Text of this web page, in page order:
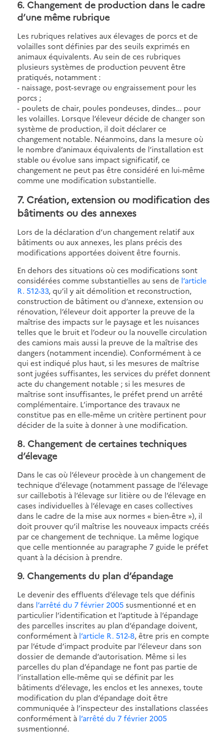
6. Changement de production dans le cadre
d’une même rubrique
Les rubriques relatives aux élevages de porcs et de
volailles sont définies par des seuils exprimés en
animaux équivalents. Au sein de ces rubriques
plusieurs systèmes de production peuvent être
pratiqués, notamment :
- naissage, post-sevrage ou engraissement pour les
porcs ;
- poulets de chair, poules pondeuses, dindes... pour
les volailles. Lorsque l’éleveur décide de changer son
système de production, il doit déclarer ce
changement notable. Néanmoins, dans la mesure où
le nombre d’animaux équivalents de l’installation est
stable ou évolue sans impact significatif, ce
changement ne peut pas être considéré en lui-même
comme une modification substantielle.
7. Création, extension ou modification des
bâtiments ou des annexes
Lors de la déclaration d’un changement relatif aux
bâtiments ou aux annexes, les plans précis des
modifications apportées doivent être fournis.
En dehors des situations où ces modifications sont
considérées comme substantielles au sens de l’article
R. 512-33, qu’il y ait démolition et reconstruction,
construction de bâtiment ou d’annexe, extension ou
rénovation, l’éleveur doit apporter la preuve de la
maîtrise des impacts sur le paysage et les nuisances
telles que le bruit et l’odeur ou la nouvelle circulation
des camions mais aussi la preuve de la maîtrise des
dangers (notamment incendie). Conformément à ce
qui est indiqué plus haut, si les mesures de maîtrise
sont jugées suffisantes, les services du préfet donnent
acte du changement notable ; si les mesures de
maîtrise sont insuffisantes, le préfet prend un arrêté
complémentaire. L’importance des travaux ne
constitue pas en elle-même un critère pertinent pour
décider de la suite à donner à une modification.
8. Changement de certaines techniques
d’élevage
Dans le cas où l’éleveur procède à un changement de
technique d’élevage (notamment passage de l’élevage
sur caillebotis à l’élevage sur litière ou de l’élevage en
cases individuelles à l’élevage en cases collectives
dans le cadre de la mise aux normes « bien-être »), il
doit prouver qu’il maîtrise les nouveaux impacts créés
par ce changement de technique. La même logique
que celle mentionnée au paragraphe 7 guide le préfet
quant à la décision à prendre.
9. Changements du plan d’épandage
Le devenir des effluents d’élevage tels que définis
dans l’arrêté du 7 février 2005 susmentionné et en
particulier l’identification et l’aptitude à l’épandage
des parcelles inscrites au plan d’épandage doivent,
conformément à l’article R. 512-8, être pris en compte
par l’étude d’impact produite par l’éleveur dans son
dossier de demande d’autorisation. Même si les
parcelles du plan d’épandage ne font pas partie de
l’installation elle-même qui se définit par les
bâtiments d’élevage, les enclos et les annexes, toute
modification du plan d’épandage doit être
communiquée à l’inspecteur des installations classées
conformément à l’arrêté du 7 février 2005
susmentionné.